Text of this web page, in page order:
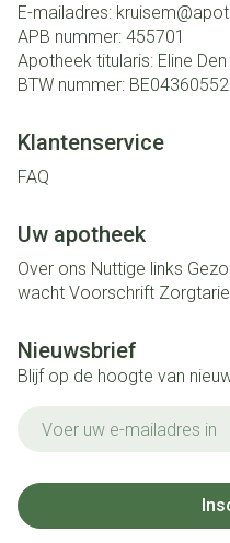
E-mailadres: kruisem@
APB nummer: 455701
Apotheek titularis: Eline Den
BTW nummer:
Klantenservice
FAQ
Uw apotheek
Over ons Nuttige links
wacht Voorschrift
Nieuwsbrief
Blijf op de hoogte van